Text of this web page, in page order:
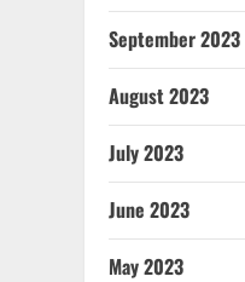
September 2023
August 2023
July 2023
June 2023
May 2023